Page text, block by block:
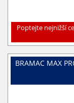
Poptejte nejnižší
BRAMAC MAX